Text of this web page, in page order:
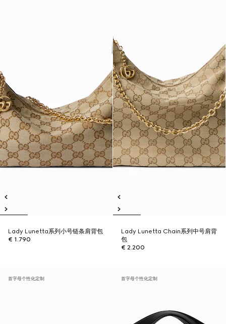
Lady Lunetta系列小号链条肩背包
€ 1.790
Lady Lunetta Chain系列中号肩背
包
€ 2.200
首字母个性化定制 首字母个性化定制